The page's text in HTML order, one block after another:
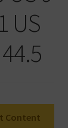
US
Content